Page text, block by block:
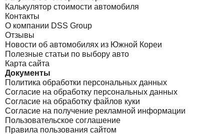
Калькулятор стоимости автомобиля
Контакты
О компании DSS Group
Отзывы
Новости об автомобилях из Южной Кореи
Полезные статьи по выбору авто
Карта сайта
Документы
Политика обработки персональных данных
Согласие на обработку персональных данных
Согласие на обработку файлов куки
Согласие на получение рекламной информации
Пользовательское соглашение
Правила пользования сайтом